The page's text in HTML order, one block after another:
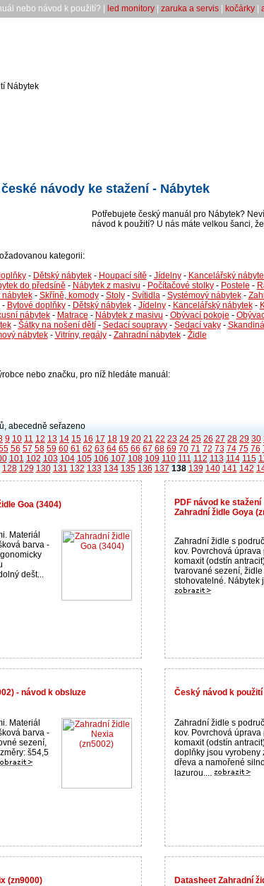
nebo návod k použití? | led monitory zaruka a servis kočárky
Nábytek
návody ke stažení - Nábytek
Potřebujete český manuál pro Nábytek?
návod k použití? U nás máte velkou šanci,
kategorii:
- Dětský nábytek- Houpací sítě - Jídelny- Kancelářský
do předsíně - Nábytek z masivu - Počítačové stolky- Postele -
- Skříně, komody- Stoly- Svítidla- Systémový nábytek-
- Bytové doplňky- Dětský nábytek- Jídelny- Kancelářský nábytek-
nábytek- Matrace - Nábytek z masivu - Obývací pokoje -
- Šátky na nošení dětí- Sedací soupravy- Sedací vaky-
nábytek- Vitríny, regály- Zahradní nábytek- Židle
nebo značku, pro níž hledáte manuál:
abecedně seřazeno
9 10 11 12 13 14 15 16 17 18 19 20 21 22 23 24 25 26 27 28 29 30
56 57 58 59 60 61 62 63 64 65 66 67 68 69 70 71 72 73 74 75 76
101 102 103 104 105 106 107 108 109 110 111 112 113 114 115
128 129 130 131 132 133 134 135 136 137 138 139 140 141 142
Goa (3404)
Materiál
barva -
dešt...
PDF návod ke stažení
Zahradní židle Goya
Zahradní židle s
kov. Povrchová
komaxit (odstín
tvarované sezení, židle
stohovatelné. Nábytek
- návod k obsluze
Materiál
barva -
sezení,
š54,5
Český návod k
Zahradní židle s
kov. Povrchová
komaxit (odstín
doplňky jsou vyrobeny
dřeva a namořené
lazurou....
(zn9000) Datasheet Zahradní